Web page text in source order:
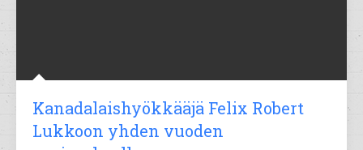
Kanadalaishyökkääjä Felix Robert
Lukkoon yhden vuoden